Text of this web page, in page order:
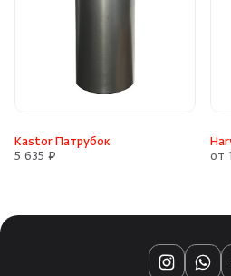
Kastor Патрубок
5 635 ₽ от
Instagram